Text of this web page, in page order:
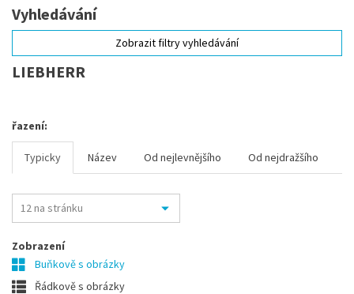
Vyhledávání
Zobrazit filtry vyhledávání
LIEBHERR
řazení:
Typicky Název Od nejlevnějšího Od nejdražšího
Zobrazení
Buňkově s obrázky
Řádkově s obrázky